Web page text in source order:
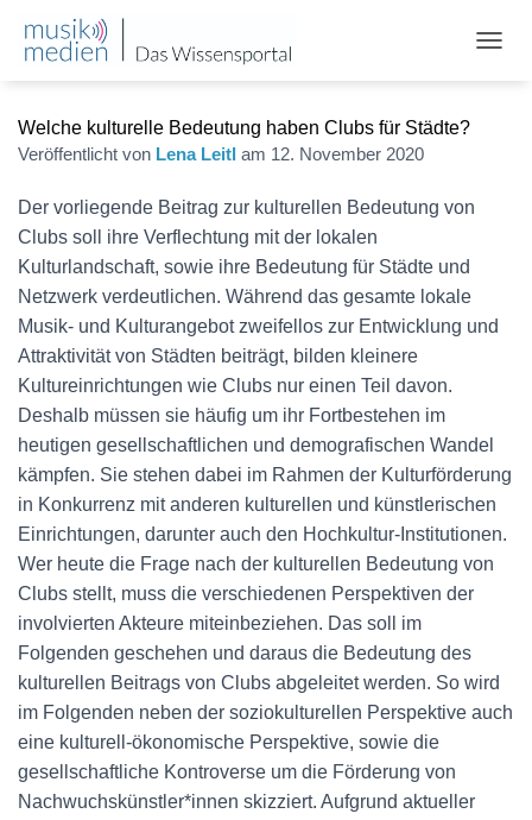
S
T
Welche kulturelle Bedeutung haben Clubs für Städte?
Veröffentlicht von Lena Leitl am 12. November 2020
Der vorliegende Beitrag zur kulturellen Bedeutung von
Clubs soll ihre Verflechtung mit der lokalen
Kulturlandschaft, sowie ihre Bedeutung für Städte und
Netzwerk verdeutlichen. Während das gesamte lokale
Musik- und Kulturangebot zweifellos zur Entwicklung und
Attraktivität von Städten beiträgt, bilden kleinere
Kultureinrichtungen wie Clubs nur einen Teil davon.
Deshalb müssen sie häufig um ihr Fortbestehen im
heutigen gesellschaftlichen und demografischen Wandel
kämpfen. Sie stehen dabei im Rahmen der Kulturförderung
in Konkurrenz mit anderen kulturellen und künstlerischen
Einrichtungen, darunter auch den Hochkultur-Institutionen.
Wer heute die Frage nach der kulturellen Bedeutung von
Clubs stellt, muss die verschiedenen Perspektiven der
involvierten Akteure miteinbeziehen. Das soll im
Folgenden geschehen und daraus die Bedeutung des
kulturellen Beitrags von Clubs abgeleitet werden. So wird
im Folgenden neben der soziokulturellen Perspektive auch
eine kulturell-ökonomische Perspektive, sowie die
gesellschaftliche Kontroverse um die Förderung von
Nachwuchskünstler*innen skizziert. Aufgrund aktueller